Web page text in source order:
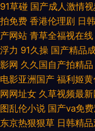
卡4卡免费观看 尤物在
亚洲精品国产一级c片
91精选资源在线播放 国
频 国产精品白 欧美日韩
91草碰 国产成人激情
拍免费 香港伦理剧 日
产网站 青草全福视在线
浮力 91久操 国产精品
影网 久久国自产拍精品
电影亚洲国产 福利姬
网网址女 久草视频最
图乱伦小说 国产va免
东京热狠狠草 日韩精